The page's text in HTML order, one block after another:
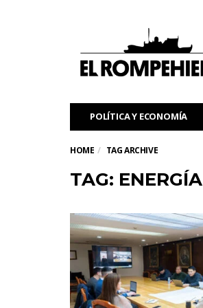
POLÍTICA Y ECONOMÍA
HOME TAG ARCHIVE
TAG: ENERGÍA